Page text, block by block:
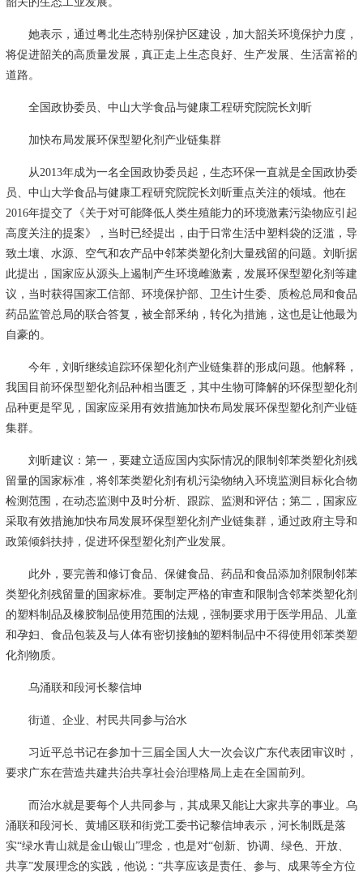
她表示，通过粤北生态特别保护区建设，加大韶关环境保护力度，
将促进韶关的高质量发展，真正走上生态良好、生产发展、生活富裕的
道路。
全国政协委员、中山大学食品与健康工程研究院院长刘昕
加快布局发展环保型塑化剂产业链集群
从2013年成为一名全国政协委员起，生态环保一直就是全国政协委
员、中山大学食品与健康工程研究院院长刘昕重点关注的领域。他在
2016年提交了《关于对可能降低人类生殖能力的环境激素污染物应引起
高度关注的提案》，当时已经提出，由于日常生活中塑料袋的泛滥，导
致土壤、水源、空气和农产品中邻苯类塑化剂大量残留的问题。刘昕据
此提出，国家应从源头上遏制产生环境雌激素，发展环保型塑化剂等建
议，当时获得国家工信部、环境保护部、卫生计生委、质检总局和食品
药品监管总局的联合答复，被全部釆纳，转化为措施，这也是让他最为
自豪的。
今年，刘昕继续追踪环保塑化剂产业链集群的形成问题。他解释，
我国目前环保型塑化剂品种相当匮乏，其中生物可降解的环保型塑化剂
品种更是罕见，国家应采用有效措施加快布局发展环保型塑化剂产业链
集群。
刘昕建议：第一，要建立适应国内实际情况的限制邻苯类塑化剂残
留量的国家标准，将邻苯类塑化剂有机污染物纳入环境监测目标化合物
检测范围，在动态监测中及时分析、跟踪、监测和评估；第二，国家应
采取有效措施加快布局发展环保型塑化剂产业链集群，通过政府主导和
政策倾斜扶持，促进环保型塑化剂产业发展。
此外，要完善和修订食品、保健食品、药品和食品添加剂限制邻苯
类塑化剂残留量的国家标准。要制定严格的审查和限制含邻苯类塑化剂
的塑料制品及橡胶制品使用范围的法规，强制要求用于医学用品、儿童
和孕妇、食品包装及与人体有密切接触的塑料制品中不得使用邻苯类塑
化剂物质。
乌涌联和段河长黎信坤
街道、企业、村民共同参与治水
习近平总书记在参加十三届全国人大一次会议广东代表团审议时，
要求广东在营造共建共治共享社会治理格局上走在全国前列。
而治水就是要每个人共同参与，其成果又能让大家共享的事业。乌
涌联和段河长、黄埔区联和街党工委书记黎信坤表示，河长制既是落
实“绿水青山就是金山银山”理念，也是对“创新、协调、绿色、开放、
共享”发展理念的实践，他说：“共享应该是责任、参与、成果等全方位